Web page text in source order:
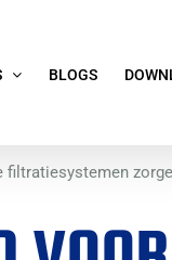
BLOGS
filtratiesystemen